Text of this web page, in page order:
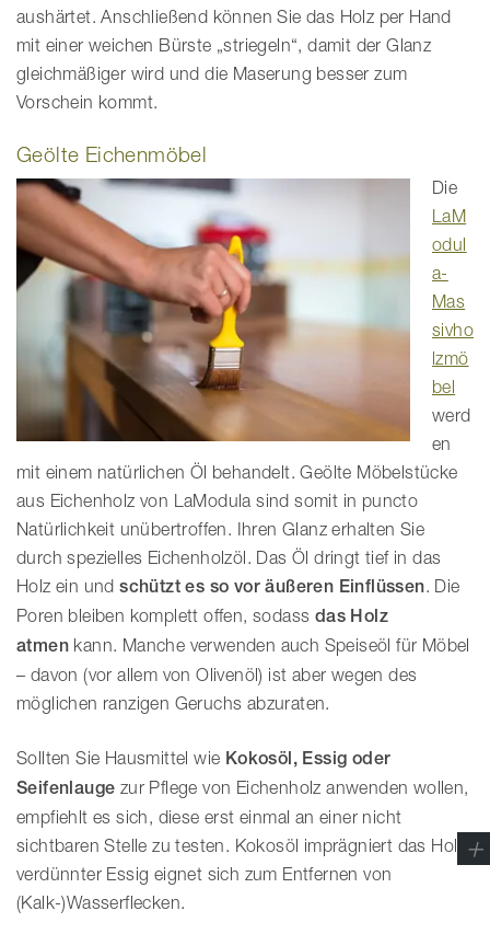
aushärtet. Anschließend können Sie das Holz per Hand
mit einer weichen Bürste „striegeln“, damit der Glanz
gleichmäßiger wird und die Maserung besser zum
Vorschein kommt.
Geölte Eichenmöbel
Die
LaM
odul
a-
Mas
sivho
lzmö
bel
werd
en
mit einem natürlichen Öl behandelt. Geölte Möbelstücke
aus Eichenholz von LaModula sind somit in puncto
Natürlichkeit unübertroffen. Ihren Glanz erhalten Sie
durch spezielles Eichenholzöl. Das Öl dringt tief in das
Holz ein undschützt es so vor äußeren Einflüssen. Die
Poren bleiben komplett offen, sodass das Holz
atmen kann. Manche verwenden auch Speiseöl für Möbel
– davon (vor allem von Olivenöl) ist aber wegen des
möglichen ranzigen Geruchs abzuraten.
Sollten Sie Hausmittel wie Kokosöl, Essig oder
Seifenlauge zur Pflege von Eichenholz anwenden wollen,
empfiehlt es sich, diese erst einmal an einer nicht
sichtbaren Stelle zu testen. Kokosöl imprägniert das Holz,
verdünnter Essig eignet sich zum Entfernen von
(Kalk-)Wasserflecken.